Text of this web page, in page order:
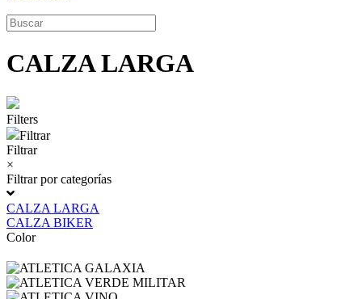
CALZA LARGA
Filters
Filtrar
Filtrar
×
Filtrar por categorías
CALZA LARGA
CALZA BIKER
Color